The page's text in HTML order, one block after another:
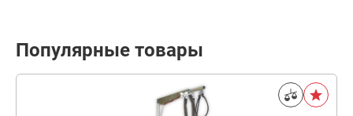
Популярные товары